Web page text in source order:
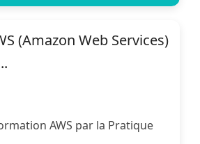
(Amazon Web Services)
AWS par la Pratique